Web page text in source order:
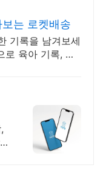
는 로켓배송
기록을 남겨보세
로 육아 기록, 경